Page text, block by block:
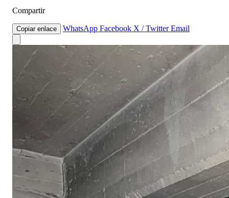
Compartir
Copiar enlace WhatsApp Facebook X / TwitterEmail